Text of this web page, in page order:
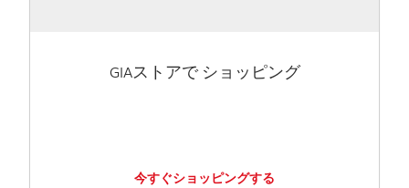
GIAストアで ショッピング
今すぐショッピングする